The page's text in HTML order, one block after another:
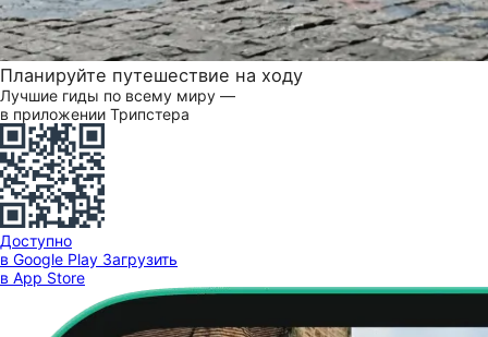
Планируйте путешествие на ходу
Лучшие гиды по всему миру —
в приложении Трипстера
Доступно
в Google Play Загрузить
в App Store